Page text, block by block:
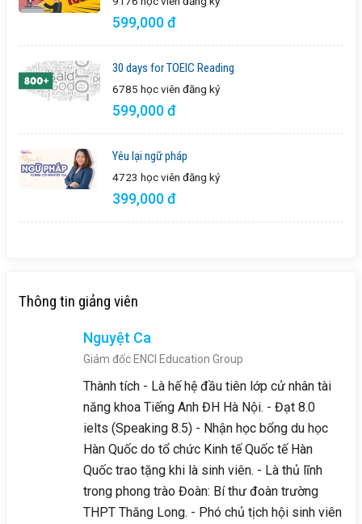
599,000 đ
30 days for TOEIC Reading
6785 học viên đăng ký
599,000 đ
Yêu lại ngữ pháp
4723 học viên đăng ký
399,000 đ
Thông tin giảng viên
Nguyệt Ca
Giám đốc ENCI Education Group
Thành tích - Là hế hệ đầu tiên lớp cử nhân tài
năng khoa Tiếng Anh ĐH Hà Nội. - Đạt 8.0
ielts (Speaking 8.5) - Nhận học bổng du học
Hàn Quốc do tổ chức Kinh tế Quốc tế Hàn
Quốc trao tặng khi là sinh viên. - Là thủ lĩnh
trong phong trào Đoàn: Bí thư đoàn trường
THPT Thăng Long. - Phó chủ tịch hội sinh viên